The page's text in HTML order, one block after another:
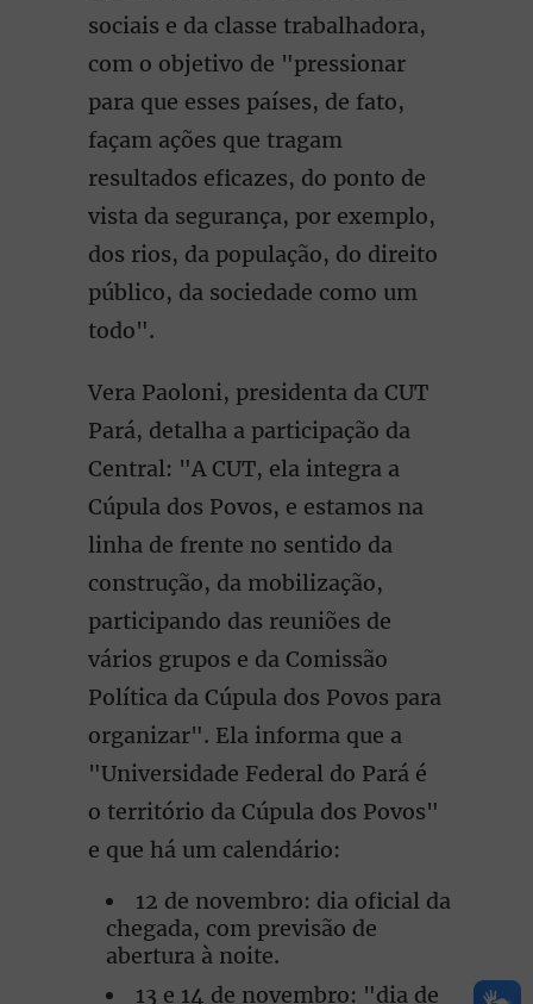
sociais e da classe trabalhadora,
com o objetivo de "pressionar
para que esses países, de fato,
façam ações que tragam
resultados eficazes, do ponto de
vista da segurança, por exemplo,
dos rios, da população, do direito
público, da sociedade como um
todo".
Vera Paoloni, presidenta da CUT
Pará, detalha a participação da
Central: "A CUT, ela integra a
Cúpula dos Povos, e estamos na
linha de frente no sentido da
construção, da mobilização,
participando das reuniões de
vários grupos e da Comissão
Política da Cúpula dos Povos para
organizar". Ela informa que a
"Universidade Federal do Pará é
o território da Cúpula dos Povos"
e que há um calendário:
12 de novembro: dia oficial da
chegada, com previsão de
abertura à noite.
13 e 14 de novembro: "dia de